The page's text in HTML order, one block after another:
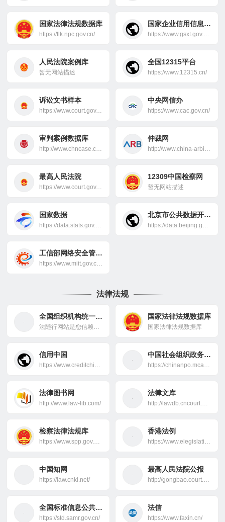
国家法律法规数据库
https://flk.npc.gov.cn/
国家企业信用信息公示系统
https://www.gsxt.gov.cn/index.html
人民法院案例库
暂无网站描述
全国12315平台
https://www.12315.cn/
诉讼文书样本
https://www.court.gov.cn/susong.html
中央网信办
https://www.cac.gov.cn/
审判案例数据库
http://www.chncase.cn/case/
仲裁网
http://www.china-arbitration.com/
最高人民法院
https://www.court.gov.cn/index.html
12309中国检察网
暂无网站描述
国家数据
https://data.stats.gov.cn/
北京市公共数据开放平台
https://data.beijing.gov.cn/
工信部网络安全管理局
https://www.miit.gov.cn/jgsj/waj/index.html
法律法规
全国组织机构统一社会信用代码数据服务中心
法随行网站是您信赖的法律伙伴，专注于提供专业的律师服务和全面的法律咨询。遇到商业合同、知识产权保护或个人法律纠纷时，我们的资深律师团队将为您导航，确保法律之路不再艰难。无论案件大小，我们都致力于为您提供精准而权威的解决方案，并保障您的权利。法随行，法律问题的专业解答者，与您同行每一步。
国家法律法规数据库
国家法律法规数据库
信用中国
https://www.creditchina.gov.cn/
中国社会组织政务服务平台
https://chinanpo.mca.gov.cn/
法律图书网
http://www.law-lib.com/
法律文库
http://lawdb.cncourt.org/
检察法律法规库
https://www.spp.gov.cn/spp/flfgk/
香港法例
https://www.elegislation.gov.hk/
中国知网
https://law.cnki.net/
最高人民法院公报
http://gongbao.court.gov.cn/
全国标准信息公共服务平台
https://std.samr.gov.cn/
法信
https://www.faxin.cn/